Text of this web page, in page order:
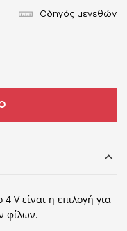
Οδηγός μεγεθών
V είναι η επιλογή για
φίλων.